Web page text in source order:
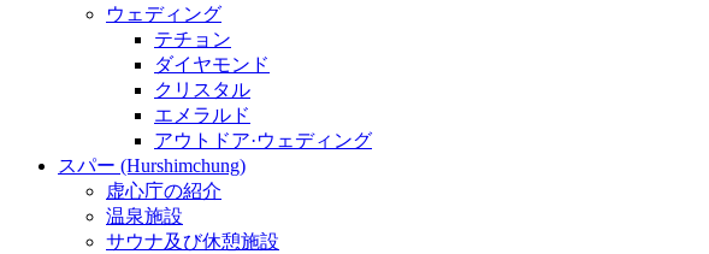
ウェディング
テチョン
ダイヤモンド
クリスタル
エメラルド
アウトドア·ウェディング
スパー (Hurshimchung)
虚心庁の紹介
温泉施設
サウナ及び休憩施設